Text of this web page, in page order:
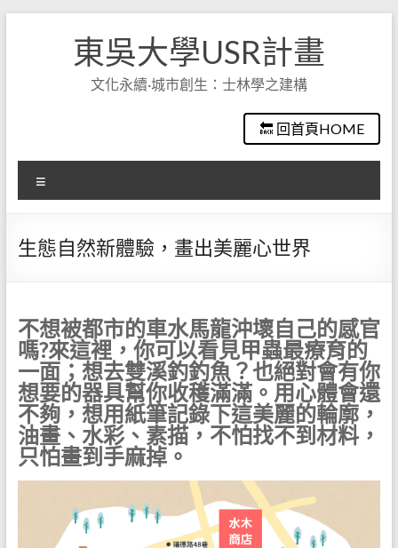
東吳大學USR計畫
文化永續·城市創生：士林學之建構
🔙 回首頁HOME
單
生態自然新體驗，畫出美麗心世界
不想被都市的車水馬龍沖壞自己的感官
嗎?來這裡，你可以看見甲蟲最療育的
一面；想去雙溪釣釣魚？也絕對會有你
想要的器具幫你收穫滿滿。用心體會還
不夠，想用紙筆記錄下這美麗的輪廓，
油畫、水彩、素描，不怕找不到材料，
只怕畫到手麻掉。